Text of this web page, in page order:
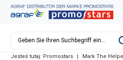
Jesteś tutaj: Promostars | Mark The